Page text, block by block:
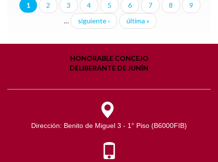
1 2 3 4 5 6 7 8
9
…
siguiente › última »
HONORABLE CONCEJO
DELIBERANTE DE JUNÍN
Dirección: Benito de Miguel 3 - 1° Piso (B6000FIB)